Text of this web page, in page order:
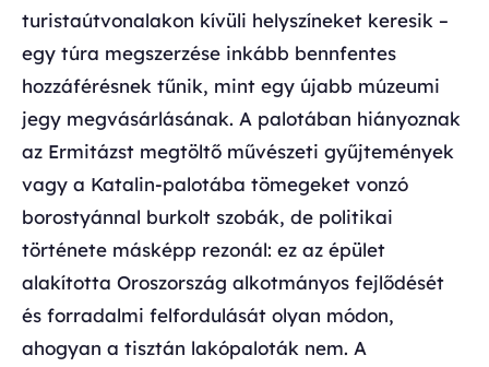
turistaútvonalakon kívüli helyszíneket keresik –
egy túra megszerzése inkább bennfentes
hozzáférésnek tűnik, mint egy újabb múzeumi
jegy megvásárlásának. A palotában hiányoznak
az Ermitázst megtöltő művészeti gyűjtemények
vagy a Katalin-palotába tömegeket vonzó
borostyánnal burkolt szobák, de politikai
története másképp rezonál: ez az épület
alakította Oroszország alkotmányos fejlődését
és forradalmi felfordulását olyan módon,
ahogyan a tisztán lakópaloták nem. A